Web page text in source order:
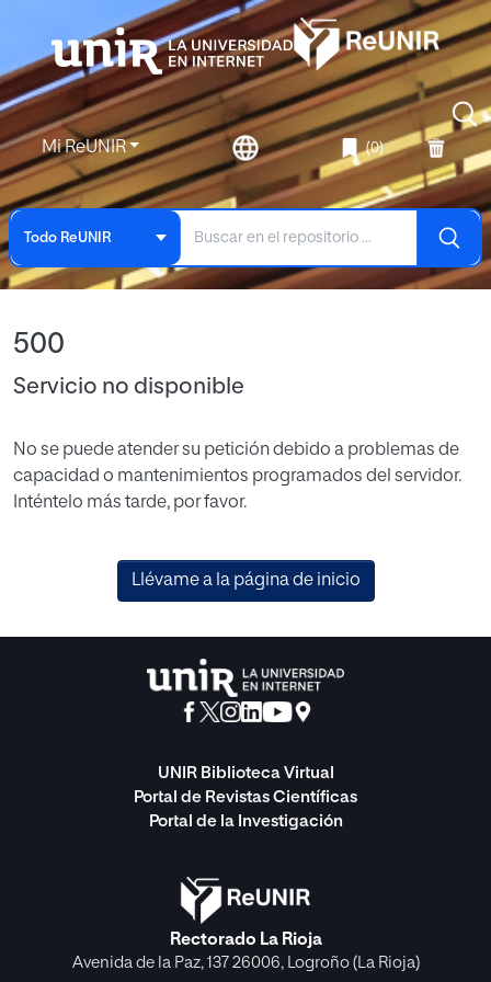
Mi ReUNIR (0)
Todo ReUNIR
500
Servicio no disponible
No se puede atender su petición debido a problemas de
capacidad o mantenimientos programados del servidor.
Inténtelo más tarde, por favor.
Llévame a la página de inicio
UNIR Biblioteca Virtual
Portal de Revistas Científicas
Portal de la Investigación
Rectorado La Rioja
Avenida de la Paz, 137 26006, Logroño (La Rioja)